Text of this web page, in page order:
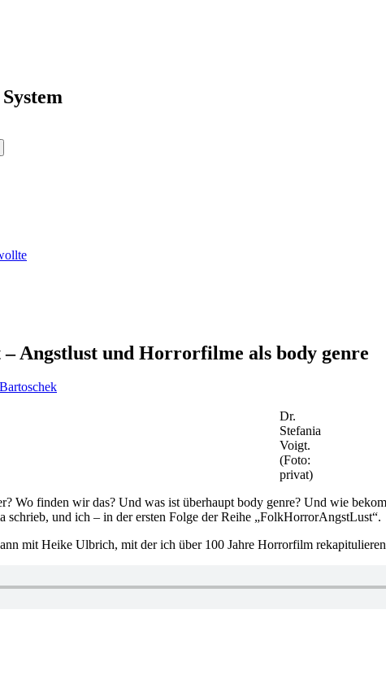
Angstlust und Horrorfilme als body genre
Dr.
Stefania
Voigt.
(Foto:
privat)
Wo finden wir das? Und was ist überhaupt body genre? Und wie
schrieb, und ich – in der ersten Folge der Reihe „FolkHorrorAngstLust“.
mit Heike Ulbrich, mit der ich über 100 Jahre Horrorfilm